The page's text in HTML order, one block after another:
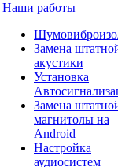
Наши работы
Замена
акустики
Установка
Замена
магнитолы на
Android
Настройка
аудиосистем